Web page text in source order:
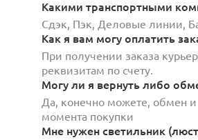
Какими транспортными
Сдэк, Пэк, Деловые линии,
Как я вам могу оплатить
При получении заказа
реквизитам по счету.
Могу ли я вернуть либо
Да, конечно можете, обмен и
момента покупки
Мне нужен светильник